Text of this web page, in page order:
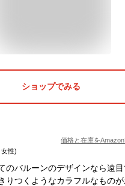
ショップでみる
価格と在庫をAmazon
性)
のバルーンのデザインなら遠
りつくようなカラフルなもの